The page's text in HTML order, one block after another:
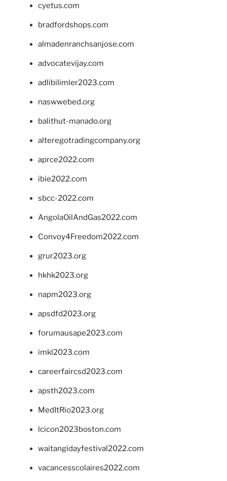
cyetus.com
bradfordshops.com
almadenranchsanjose.com
advocatevijay.com
adlibilimler2023.com
naswwebed.org
balithut-manado.org
alteregotradingcompany.org
aprce2022.com
ibie2022.com
sbcc-2022.com
AngolaOilAndGas2022.com
Convoy4Freedom2022.com
grur2023.org
hkhk2023.org
napm2023.org
apsdfd2023.org
forumausape2023.com
imkl2023.com
careerfaircsd2023.com
apsth2023.com
MedItRio2023.org
lcicon2023boston.com
waitangidayfestival2022.com
vacancesscolaires2022.com